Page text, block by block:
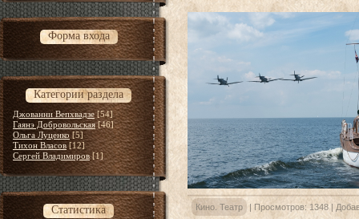
Форма входа
Категории раздела
Джованни Вепхвадзе [54]
Гаянэ Добровольская [46]
Ольга Луценко [5]
Тихон Власов [12]
Сергей Владимиров [1]
Статистика Кино. Театр | Просмотров: 1348|